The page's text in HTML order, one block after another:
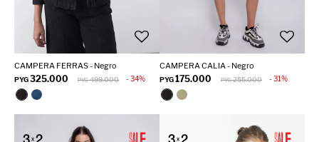
CAMPERA FERRAS - Negro
PYG325.000 PYG 499.000 34
CAMPERA CALIA - Negro
PYG175.000 PYG 255.000 31